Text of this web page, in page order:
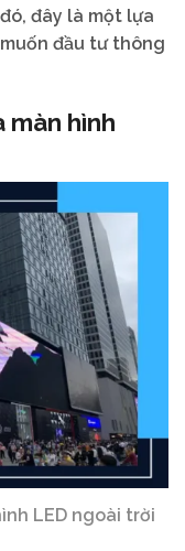
đây là một lựa
đầu tư thông
màn hình
LED ngoài trời